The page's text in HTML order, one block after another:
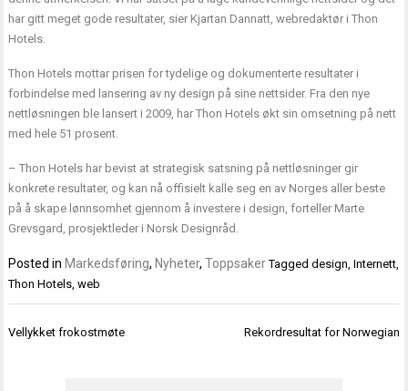
har gitt meget gode resultater, sier Kjartan Dannatt, webredaktør i Thon
Hotels.
Thon Hotels mottar prisen for tydelige og dokumenterte resultater i
forbindelse med lansering av ny design på sine nettsider. Fra den nye
nettløsningen ble lansert i 2009, har Thon Hotels økt sin omsetning på nett
med hele 51 prosent.
– Thon Hotels har bevist at strategisk satsning på nettløsninger gir
konkrete resultater, og kan nå offisielt kalle seg en av Norges aller beste
på å skape lønnsomhet gjennom å investere i design, forteller Marte
Grevsgard, prosjektleder i Norsk Designråd.
Posted in Markedsføring, Nyheter,Toppsaker Taggeddesign,Internett,
Thon Hotels,web
Innleggsnavigasjon
Vellykket frokostmøte Rekordresultat for Norwegian